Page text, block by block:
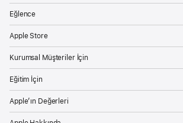
Eğlence
Apple Store
Kurumsal Müşteriler İçin
Eğitim İçin
Apple’ın Değerleri